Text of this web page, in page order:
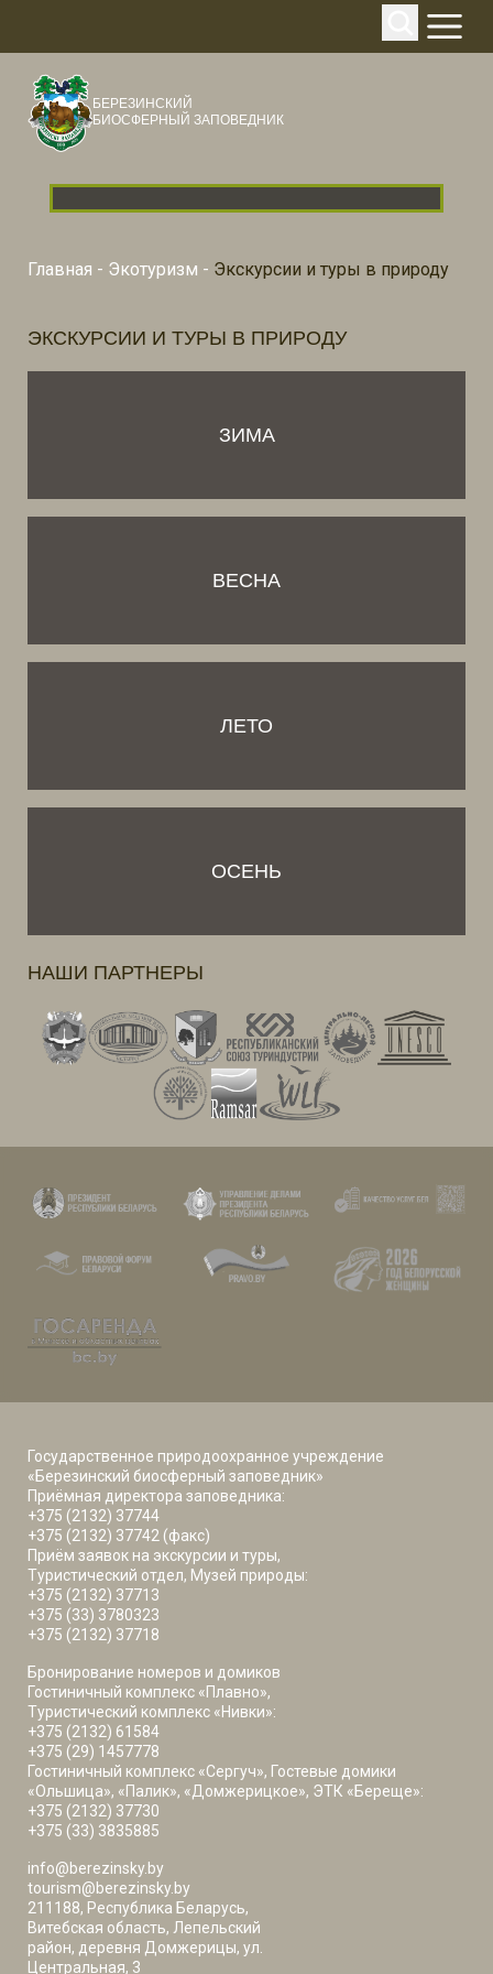
БЕРЕЗИНСКИЙ
БИОСФЕРНЫЙ ЗАПОВЕДНИК
Главная - Экотуризм - Экскурсии и туры в природу
ЭКСКУРСИИ И ТУРЫ В ПРИРОДУ
ЗИМА
ВЕСНА
ЛЕТО
ОСЕНЬ
НАШИ ПАРТНЕРЫ
Государственное природоохранное учреждение
«Березинский биосферный заповедник»
Приёмная директора заповедника:
+375 (2132) 37744
+375 (2132) 37742 (факс)
Приём заявок на экскурсии и туры,
Туристический отдел, Музей природы:
+375 (2132) 37713
+375 (33) 3780323
+375 (2132) 37718
Бронирование номеров и домиков
Гостиничный комплекс «Плавно»,
Туристический комплекс «Нивки»:
+375 (2132) 61584
+375 (29) 1457778
Гостиничный комплекс «Сергуч», Гостевые домики
«Ольшица», «Палик», «Домжерицкое», ЭТК «Береще»:
+375 (2132) 37730
+375 (33) 3835885
info@berezinsky.by
tourism@berezinsky.by
211188, Республика Беларусь,
Витебская область, Лепельский
район, деревня Домжерицы, ул.
Центральная, 3